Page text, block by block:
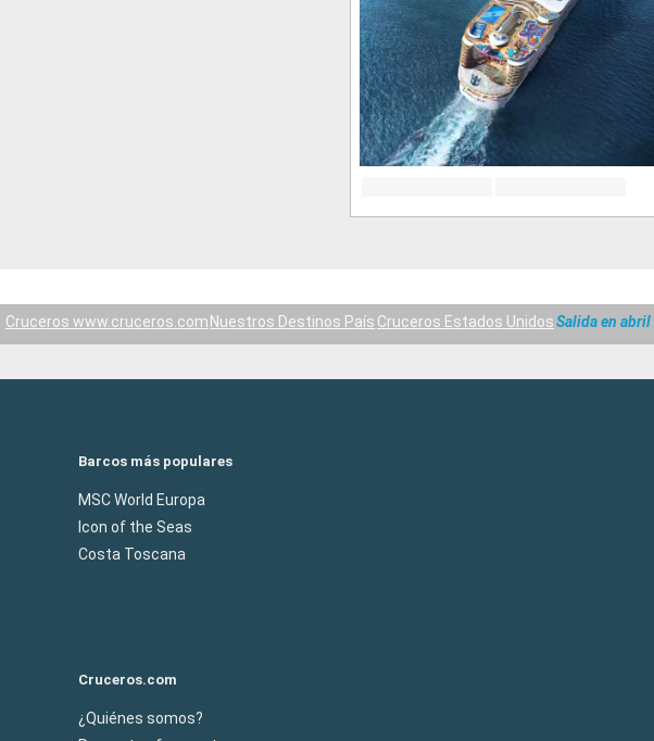
Cruceros www.cruceros.com Nuestros Destinos País Cruceros Estados UnidosSalida en
Barcos más populares
MSC World Europa
Icon of the Seas
Costa Toscana
Cruceros.com
¿Quiénes somos?